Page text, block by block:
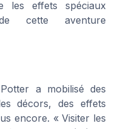
les effets spéciaux
cette aventure
a mobilisé des
décors, des effets
encore. « Visiter les